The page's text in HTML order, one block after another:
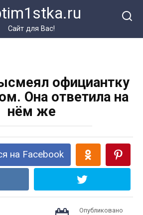
Сайт для Вас!
официантку
Она ответила на
нём же
на Facebook
Опубликовано